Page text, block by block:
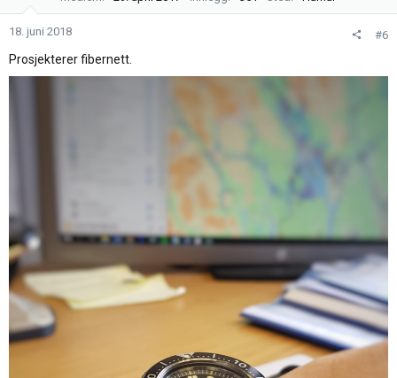
n
r
18. juni 2018 #6
Prosjekterer fibernett.